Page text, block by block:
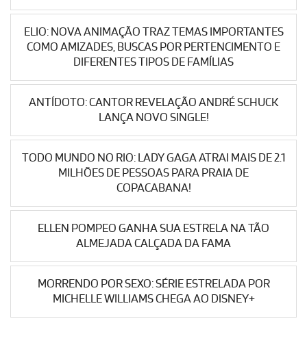
ELIO: NOVA ANIMAÇÃO TRAZ TEMAS IMPORTANTES
COMO AMIZADES, BUSCAS POR PERTENCIMENTO E
DIFERENTES TIPOS DE FAMÍLIAS
ANTÍDOTO: CANTOR REVELAÇÃO ANDRÉ SCHUCK
LANÇA NOVO SINGLE!
TODO MUNDO NO RIO: LADY GAGA ATRAI MAIS DE 2.1
MILHÕES DE PESSOAS PARA PRAIA DE
COPACABANA!
ELLEN POMPEO GANHA SUA ESTRELA NA TÃO
ALMEJADA CALÇADA DA FAMA
MORRENDO POR SEXO: SÉRIE ESTRELADA POR
MICHELLE WILLIAMS CHEGA AO DISNEY+